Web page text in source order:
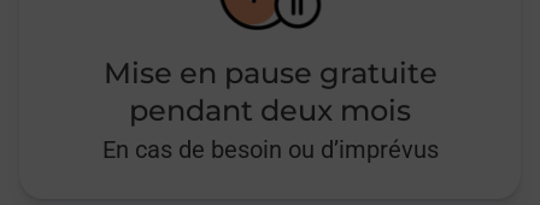
Mise en pause gratuite
pendant deux mois
En cas de besoin ou d’imprévus